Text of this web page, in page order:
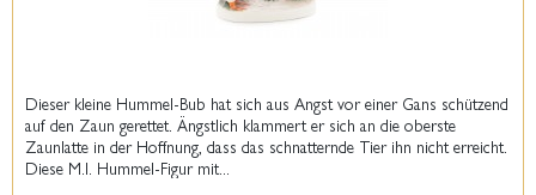
Dieser kleine Hummel-Bub hat sich aus Angst vor einer Gans schützend
auf den Zaun gerettet. Ängstlich klammert er sich an die oberste
Zaunlatte in der Hoffnung, dass das schnatternde Tier ihn nicht erreicht.
Diese M.I. Hummel-Figur mit...